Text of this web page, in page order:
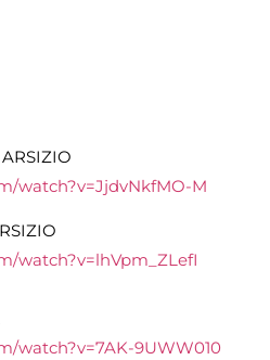
watch?v=JjdvNkfMO-M
watch?v=lhVpm_ZLefI
watch?v=7AK-9UWW010